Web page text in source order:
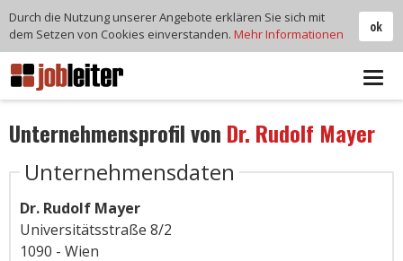
Unternehmensprofil von Dr. Rudolf Mayer
Unternehmensdaten
Dr. Rudolf Mayer
Universitätsstraße 8/2
1090 - Wien
ok
Durch die Nutzung unserer Angebote erklären Sie sich mit
dem Setzen von Cookies einverstanden. Mehr Informationen